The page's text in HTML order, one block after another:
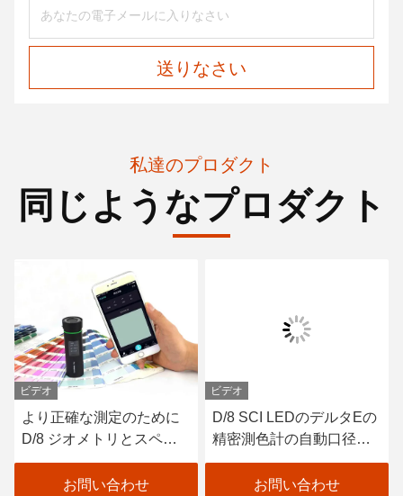
送りなさい
私達のプロダクト
同じようなプロダクト
ビデオ
より正確な測定のために
D/8 ジオメトリとスペク
トルセンサーを搭載した
カラーメーターPro
お問い合わせ
ビデオ
D/8 SCI LEDのデルタEの
精密測色計の自動口径測
定 ペンキ色の検光子
お問い合わせ